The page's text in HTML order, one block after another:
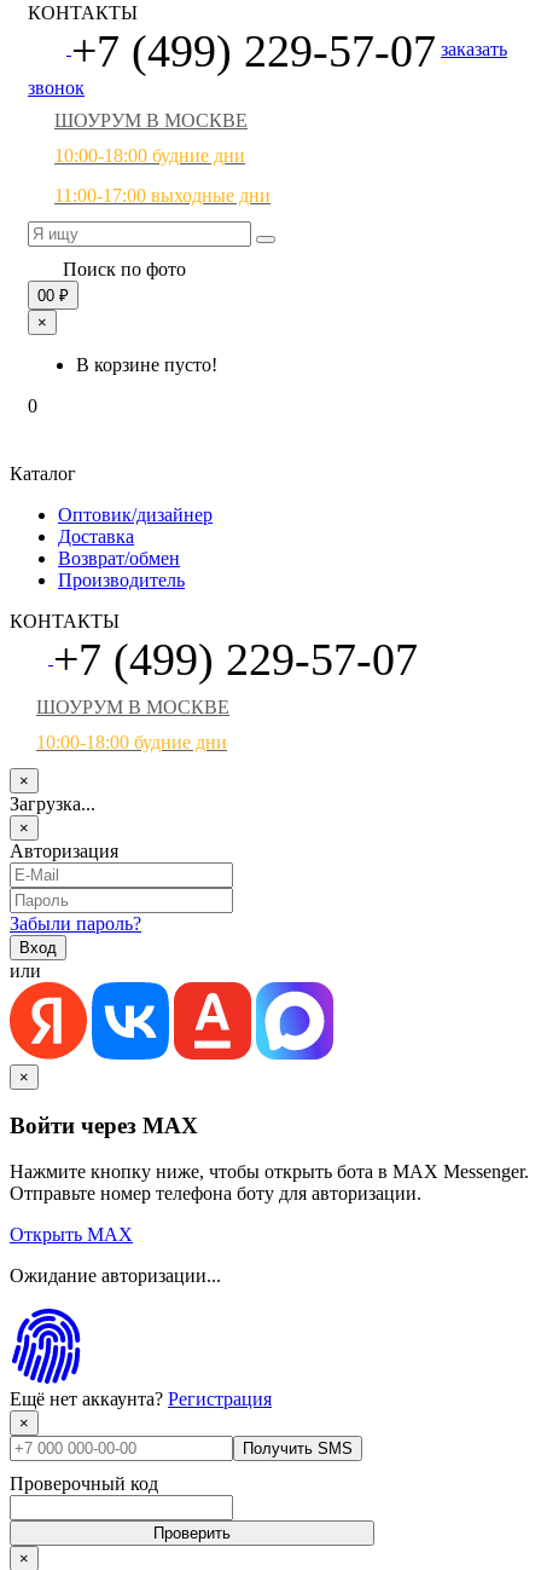
КОНТАКТЫ
+7 (499) 229-57-07 заказать
звонок
ШОУРУМ В МОСКВЕ
10:00-18:00 будние дни
11:00-17:00 выходные дни
Поиск по фото
00 ₽
×
В корзине пусто!
0
Каталог
Оптовик/дизайнер
Доставка
Возврат/обмен
Производитель
КОНТАКТЫ
+7 (499) 229-57-07
ШОУРУМ В МОСКВЕ
10:00-18:00 будние дни
×
Загрузка...
×
Авторизация
Забыли пароль?
или
×
Войти через MAX
Нажмите кнопку ниже, чтобы открыть бота в MAX Messenger.
Отправьте номер телефона боту для авторизации.
Открыть MAX
Ожидание авторизации...
Ещё нет аккаунта? Регистрация
×
Получить SMS
Проверочный код
Проверить
×